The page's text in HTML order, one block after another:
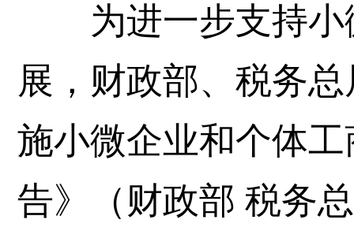
为进一步支持小
展，财政部、税务
施小微企业和个体
告》（财政部 税务